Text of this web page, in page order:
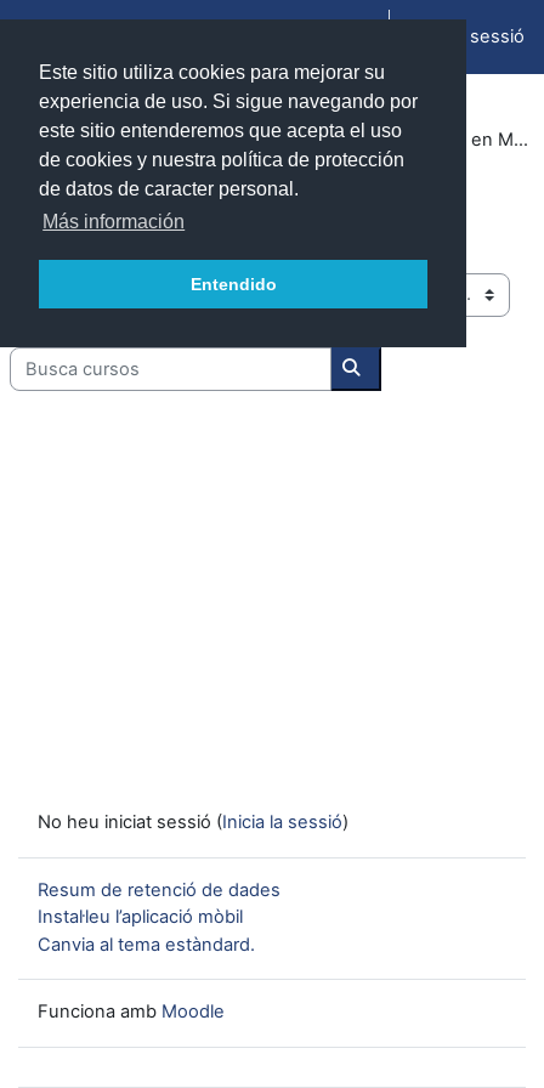
Este sitio utiliza cookies para mejorar su
experiencia de uso. Si sigue navegando por
este sitio entenderemos que acepta el uso
de cookies y nuestra política de protección
de datos de caracter personal.
Más información
Entendido
Panell lateral
Inicia la sessió
Cursos 2024-2025 Facultad de Ciencias (Zaragoza) Programa conjunto en Matemáticas-Ingeniería Informática
Programa conjunto en Matemáticas-
Ingeniería Informática
Categories de cursos
Busca cursos
Busca cursos
No heu iniciat sessió (Inicia la sessió)
Resum de retenció de dades
Instal·leu l’aplicació mòbil
Canvia al tema estàndard.
Funciona amb Moodle